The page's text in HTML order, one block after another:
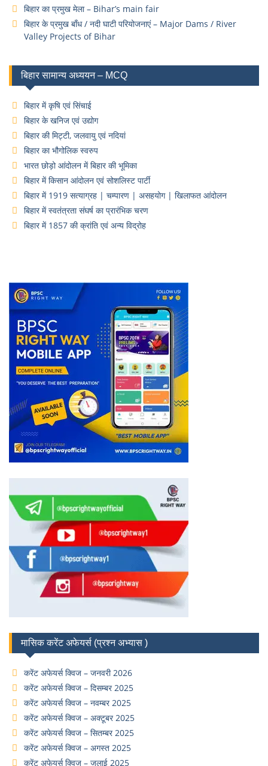
बिहार का प्रमुख मेला – Bihar’s main fair
बिहार के प्रमुख बाँध / नदी घाटी परियोजनाएं – Major Dams / River
Valley Projects of Bihar
बिहार सामान्य अध्ययन – MCQ
बिहार में कृषि एवं सिंचाई
बिहार के खनिज एवं उद्योग
बिहार की मिट्टी, जलवायु एवं नदियां
बिहार का भौगोलिक स्वरुप
भारत छोड़ो आंदोलन में बिहार की भूमिका
बिहार में किसान आंदोलन एवं सोशलिस्ट पार्टी
बिहार में 1919 सत्याग्रह | चम्पारण | असहयोग | खिलाफत आंदोलन
बिहार में स्वतंत्रता संघर्ष का प्रारंभिक चरण
बिहार में 1857 की क्रांति एवं अन्य विद्रोह
मासिक करेंट अफेयर्स (प्रश्न अभ्यास )
करेंट अफेयर्स क्विज – जनवरी 2026
करेंट अफेयर्स क्विज – दिसम्बर 2025
करेंट अफेयर्स क्विज – नवम्बर 2025
करेंट अफेयर्स क्विज – अक्टूबर 2025
करेंट अफेयर्स क्विज – सितम्बर 2025
करेंट अफेयर्स क्विज – अगस्त 2025
करेंट अफेयर्स क्विज – जुलाई 2025